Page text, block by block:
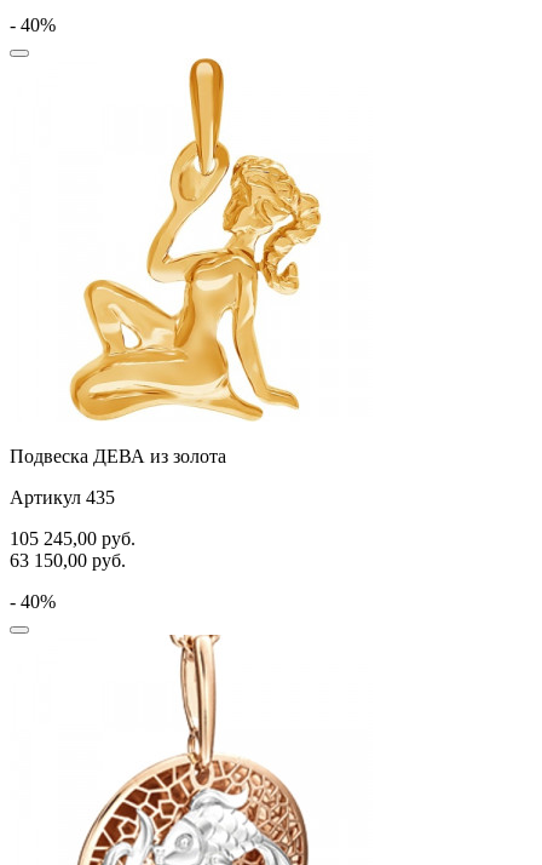
- 40%
Подвеска ДЕВА из золота
Артикул 435
105 245,00 руб.
63 150,00 руб.
- 40%